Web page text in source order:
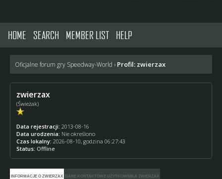
HOME SEARCH MEMBER LIST HELP
Oficjalne forum gry Speedway-World › Profil: zwierzax
zwierzax
(Świeżak)
Data rejestracji: 2013-08-16
Data urodzenia: Nie określono
Czas lokalny: 2026-08-10, godzina 06:27:43
Status: Offline
INFORMACJE O ZWIERZAX DANE KONTAKTOWE UŻYTKOWNIKA ZWIERZAX